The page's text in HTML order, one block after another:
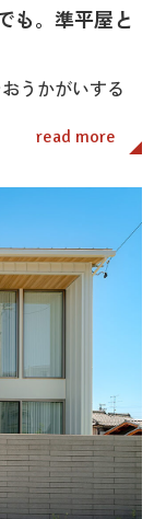
も。準平屋と
うかがいする
read more